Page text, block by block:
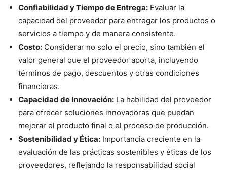
Confiabilidad y Tiempo de Entrega: Evaluar la
capacidad del proveedor para entregar los productos o
servicios a tiempo y de manera consistente.
Costo: Considerar no solo el precio, sino también el
valor general que el proveedor aporta, incluyendo
términos de pago, descuentos y otras condiciones
financieras.
Capacidad de Innovación: La habilidad del proveedor
para ofrecer soluciones innovadoras que puedan
mejorar el producto final o el proceso de producción.
Sostenibilidad y Ética: Importancia creciente en la
evaluación de las prácticas sostenibles y éticas de los
proveedores, reflejando la responsabilidad social